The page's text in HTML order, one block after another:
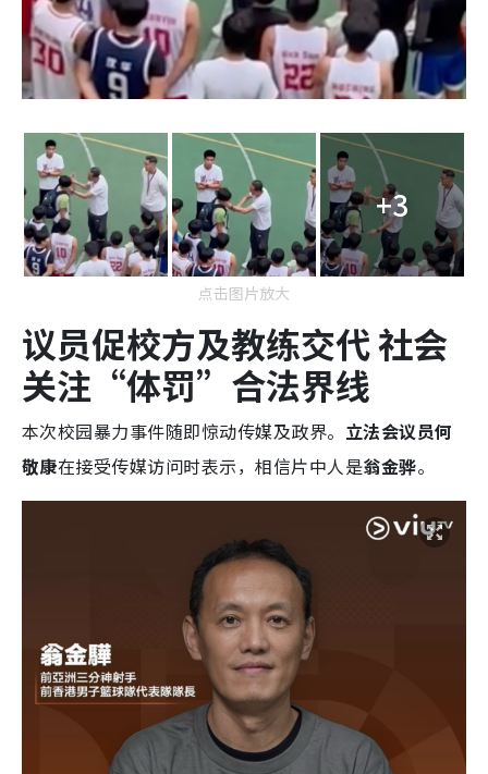
+3
点击图片放大
议员促校方及教练交代 社会
关注“体罚”合法界线
本次校园暴力事件随即惊动传媒及政界。 立法会议员何
敬康在接受传媒访问时表示，相信片中人是翁金骅。